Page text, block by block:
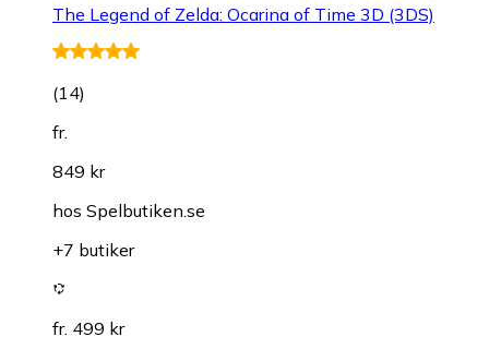
The Legend of Zelda: Ocarina of Time 3D (3DS)
(14)
fr.
849 kr
hos Spelbutiken.se
+7 butiker
fr. 499 kr